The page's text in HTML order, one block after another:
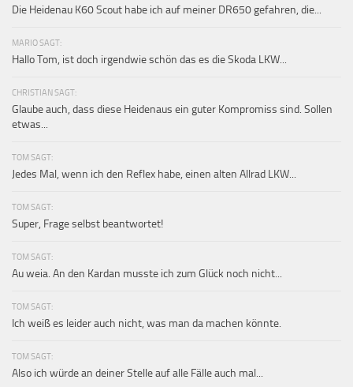
Die Heidenau K60 Scout habe ich auf meiner DR650 gefahren, die...
MARIO SAGT:
Hallo Tom, ist doch irgendwie schön das es die Skoda LKW...
CHRISTIAN SAGT:
Glaube auch, dass diese Heidenaus ein guter Kompromiss sind. Sollen
etwas...
TOM SAGT:
Jedes Mal, wenn ich den Reflex habe, einen alten Allrad LKW...
TOM SAGT:
Super, Frage selbst beantwortet!
TOM SAGT:
Au weia. An den Kardan musste ich zum Glück noch nicht...
TOM SAGT:
Ich weiß es leider auch nicht, was man da machen könnte.
TOM SAGT:
Also ich würde an deiner Stelle auf alle Fälle auch mal...